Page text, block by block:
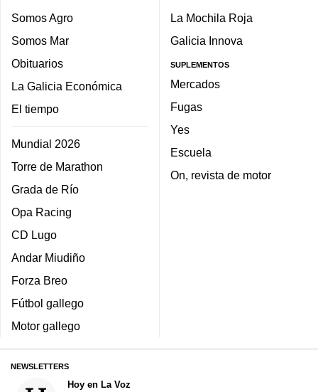
Somos Agro
Somos Mar
Obituarios
La Galicia Económica
El tiempo
Mundial 2026
Torre de Marathon
Grada de Río
Opa Racing
CD Lugo
Andar Miudiño
Forza Breo
Fútbol gallego
Motor gallego
La Mochila Roja
Galicia Innova
SUPLEMENTOS
Mercados
Fugas
Yes
Escuela
On, revista de motor
NEWSLETTERS
Hoy en La Voz